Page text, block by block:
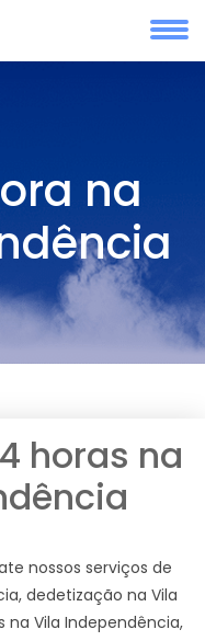
na
horas na
nossos serviços de
dedetização na Vila
Vila Independência,